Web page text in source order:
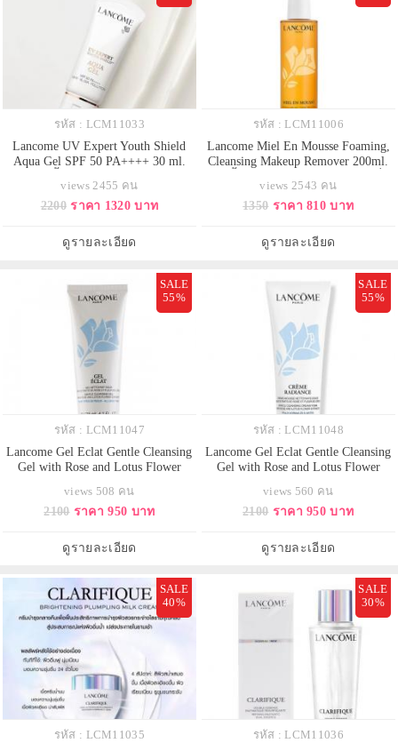
รหัส : LCM11033
Lancome UV Expert Youth Shield
Aqua Gel SPF 50 PA++++ 30 ml.
ใหม่ เนื้อเจลชุ่มชื่นดุจน้ำเบาสบาย
ผิว เกลี่ยง่าย ไม่เหนียวเหนอะหนะ
การฟื้นบำรุงผิวพร้อมคุณสมบัติแอน
ติออกซิแดนท์
views 2455 คน
2200 ราคา 1320 บาท
ดูรายละเอียด
รหัส : LCM11006
Lancome Miel En Mousse Foaming,
Cleansing Makeup Remover 200ml.
เสริมคุณค่าด้วยน้ำผึ้งจากดอกอะคา
เซีย ทันทีที่คลึงไปบนผิว เนื้อสัมผัส
จะจับเมคอัพและสิ่งสกปรกทั้งหลาย
views 2543 คน
1350 ราคา 810 บาท
ดูรายละเอียด
SALE
55%
รหัส : LCM11047
Lancome Gel Eclat Gentle Cleansing
Gel with Rose and Lotus Flower
ผิวหน้าได้สะอาดหมดจด สำหรับทุก
สภาพผิว ใช้ได้แม้ผิวบอบบางแพ้ง่าย
พิษที่ตกค้างอยู่บนผิวให้หลุดออกอย่าง
อ่อนโยน โดยไม่แห้งตึง ด้วยส
views 508 คน
2100 ราคา 950 บาท
ดูรายละเอียด
SALE
55%
รหัส : LCM11048
Lancome Gel Eclat Gentle Cleansing
Gel with Rose and Lotus Flower
เนื้อครีมทำความสะอาดผิวหน้าได้
สะอาดหมดจด สำหรับทุกสภาพผิว
สำอาง ฝุ่นละออง และสารพิษที่
ตกค้างอยู่บนผิวให้หลุดออกอย่างอ่อน
views 560 คน
2100 ราคา 950 บาท
ดูรายละเอียด
SALE
40%
รหัส : LCM11035
SALE
30%
รหัส : LCM11036